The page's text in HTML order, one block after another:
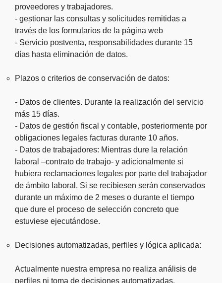
proveedores y trabajadores.
- gestionar las consultas y solicitudes remitidas a
través de los formularios de la página web
- Servicio postventa, responsabilidades durante 15
días hasta eliminación de datos.
Plazos o criterios de conservación de datos:
- Datos de clientes. Durante la realización del servicio
más 15 días.
- Datos de gestión fiscal y contable, posteriormente por
obligaciones legales facturas durante 10 años.
- Datos de trabajadores: Mientras dure la relación
laboral –contrato de trabajo- y adicionalmente si
hubiera reclamaciones legales por parte del trabajador
de ámbito laboral. Si se recibiesen serán conservados
durante un máximo de 2 meses o durante el tiempo
que dure el proceso de selección concreto que
estuviese ejecutándose.
Decisiones automatizadas, perfiles y lógica aplicada:
Actualmente nuestra empresa no realiza análisis de
perfiles ni toma de decisiones automatizadas.